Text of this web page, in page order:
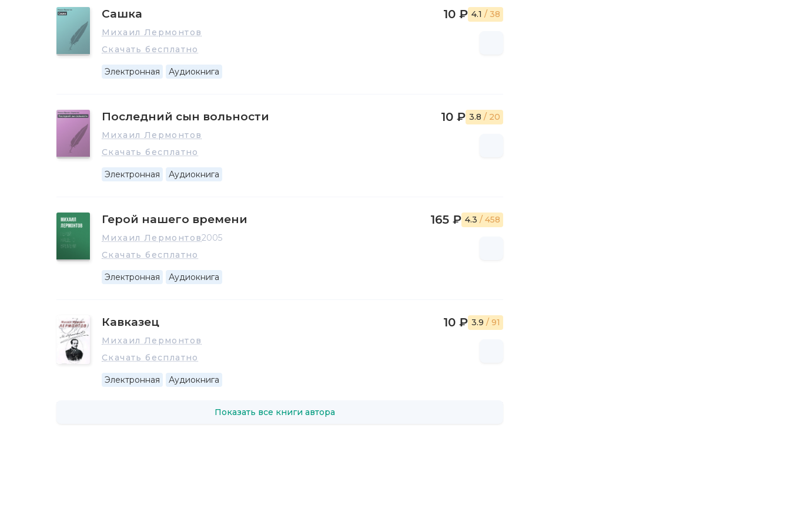
В марте 1840 за дуэль с сыном французского посла Э. де Барантом Лермонтов был переведен в
пехотный полк и отправлен в действующую армию на Кавказ. Участвует в военных действиях,
"исполняя возложенное на него поручение с отменным мужеством и хладнокровием ".
В начале февраля 1841, получив двухмесячный отпуск, приезжает в Петербург, надеясь получить
отставку и остаться в столице. Но и в этом ему будет отказано, как и в награде за смелые действия в
Он прибывает в Пятигорск и получает разрешение задержаться для лечения минеральными водами. В
записной книжке Лермонтов запишет свои последние стихи: "Спор", "Сон", "Утес", "Тамара", "Листок",
"Свиданье", "Пророк", "Выхожу один я на дорогу" и др.
Встречает своих старых приятелей, в числе которых и его товарищ по Школе юнкеров, Н.Мартынов. На
одном из вечеров в доме Верзилиных, где собиралась молодежь, оскорбленный очередной
Тело Лермонтова было погребено на Пятигорском кладбище. Позднее по просьбе бабушки гроб с
прахом поэта был перевезен в Тарханы и погребен в фамильном склепе.
Сашка
Михаил Лермонтов
Скачать бесплатно
Электронная Аудиокнига
10 ₽ 4.1 / 38
Последний сын вольности
Михаил Лермонтов
Скачать бесплатно
Электронная Аудиокнига
10 ₽ 3.8 / 20
Герой нашего времени
Михаил Лермонтов2005
Скачать бесплатно
Электронная Аудиокнига
165 ₽ 4.3 / 458
Кавказец
Михаил Лермонтов
Скачать бесплатно
Электронная Аудиокнига
10 ₽ 3.9 / 91
Показать все книги автора